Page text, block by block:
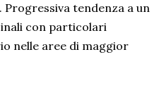
Progressiva tendenza a un
con particolari
nelle aree di maggior